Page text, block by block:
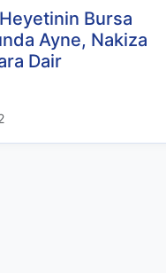
Bursa
Ayne, Nakiza
Dair